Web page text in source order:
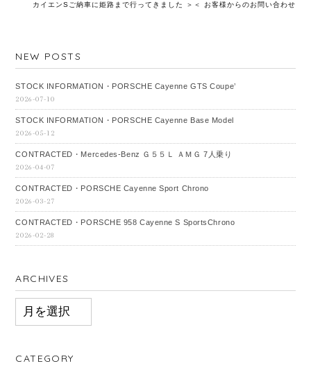
＜ お客様からのお問い合わせ
カイエンSご納車に姫路まで行ってきました ＞
NEW POSTS
STOCK INFORMATION・PORSCHE Cayenne GTS Coupe’
2026-07-10
STOCK INFORMATION・PORSCHE Cayenne Base Model
2026-05-12
CONTRACTED・Mercedes‐Benz Ｇ５５Ｌ ＡＭＧ 7人乗り
2026-04-07
CONTRACTED・PORSCHE Cayenne Sport Chrono
2026-03-27
CONTRACTED・PORSCHE 958 Cayenne S SportsChrono
2026-02-28
ARCHIVES
ARCHIVES
CATEGORY